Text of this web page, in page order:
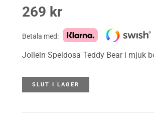
269 kr
Betala med:
Jollein Speldosa Teddy Bear i mjuk
SLUT I LAGER